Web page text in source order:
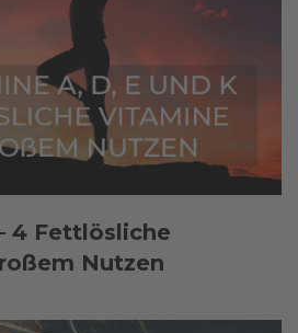
4 Fettlösliche
Nutzen